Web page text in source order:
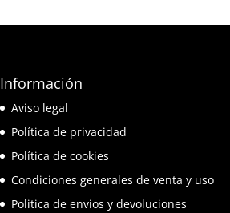
Información
Aviso legal
Política de privacidad
Política de cookies
Condiciones generales de venta y uso
Politica de envios y devoluciones